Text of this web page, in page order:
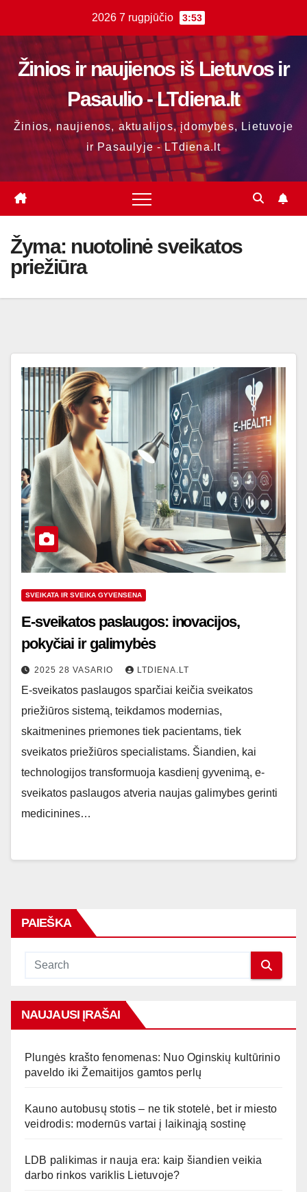
content
2026 7 rugpjūčio 3:53
Žinios ir naujienos iš Lietuvos ir
Pasaulio - LTdiena.lt
Žinios, naujienos, aktualijos, įdomybės, Lietuvoje
ir Pasaulyje - LTdiena.lt
Žyma: nuotolinė sveikatos
priežiūra
SVEIKATA IR SVEIKA GYVENSENA
E-sveikatos paslaugos: inovacijos,
pokyčiai ir galimybės
2025 28 VASARIO LTDIENA.LT
E-sveikatos paslaugos sparčiai keičia sveikatos
priežiūros sistemą, teikdamos modernias,
skaitmenines priemones tiek pacientams, tiek
sveikatos priežiūros specialistams. Šiandien, kai
technologijos transformuoja kasdienį gyvenimą, e-
sveikatos paslaugos atveria naujas galimybes gerinti
medicinines…
PAIEŠKA
NAUJAUSI ĮRAŠAI
Plungės krašto fenomenas: Nuo Oginskių kultūrinio
paveldo iki Žemaitijos gamtos perlų
Kauno autobusų stotis – ne tik stotelė, bet ir miesto
veidrodis: modernūs vartai į laikinąją sostinę
LDB palikimas ir nauja era: kaip šiandien veikia
darbo rinkos variklis Lietuvoje?